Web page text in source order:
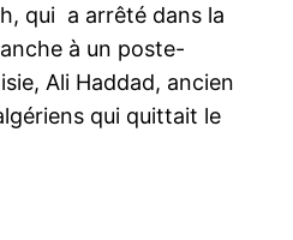
qui a arrêté dans la
à un poste-
Ali Haddad, ancien
qui quittait le